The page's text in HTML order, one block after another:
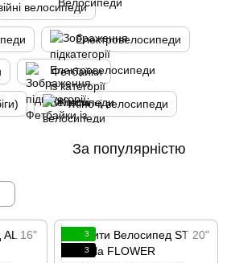
велосипеди
Електровелосипеди
Фетбайки
Жіночі велосипеди
За популярністю
3
3